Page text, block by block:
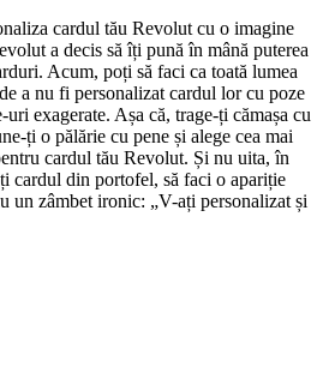
cardul tău Revolut cu o imagine
a decis să îți pună în mână puterea
Acum, poți să faci ca toată lumea
a nu fi personalizat cardul lor cu poze
exagerate. Așa că, trage-ți cămașa cu
ți o pălărie cu pene și alege cea mai
cardul tău Revolut. Și nu uita, în
cardul din portofel, să faci o apariție
un zâmbet ironic: „V-ați personalizat și